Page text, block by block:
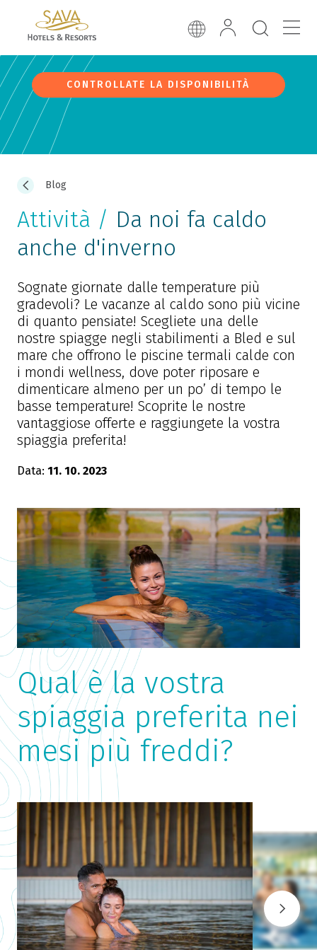
CONTROLLATE LA DISPONIBILITÀ
Blog
Attività / Da noi fa caldo
anche d'inverno
Sognate giornate dalle temperature più
gradevoli? Le vacanze al caldo sono più vicine
di quanto pensiate! Scegliete una delle
nostre spiagge negli stabilimenti a Bled e sul
mare che offrono le piscine termali calde con
i mondi wellness, dove poter riposare e
dimenticare almeno per un po’ di tempo le
basse temperature! Scoprite le nostre
vantaggiose offerte e raggiungete la vostra
spiaggia preferita!
Data: 11. 10. 2023
Qual è la vostra
spiaggia preferita nei
mesi più freddi?